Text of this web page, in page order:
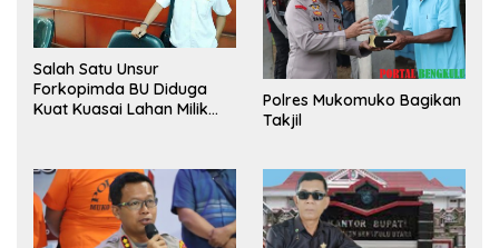
Salah Satu Unsur
Forkopimda BU Diduga
Kuat Kuasai Lahan Milik
Polres Mukomuko Bagikan
Takjil